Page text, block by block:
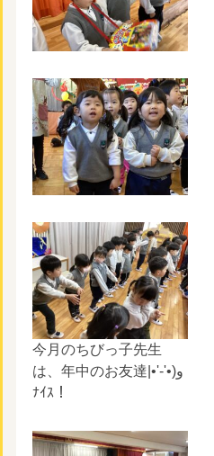
今月のちびっ子先生
は、年中のお友達‎|•'-'•)و
ﾅｲｽ！